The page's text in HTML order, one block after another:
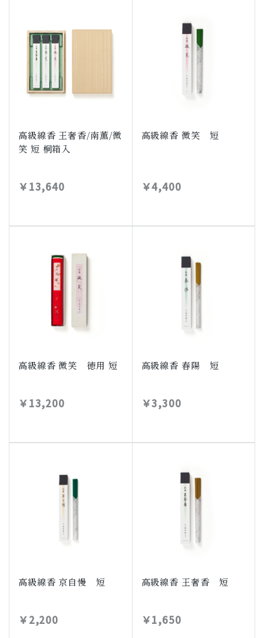
高級線香 王奢香/南薫/微
笑 短 桐箱入
￥13,640
高級線香 微笑 短
￥4,400
高級線香 微笑 徳用 短
￥13,200
高級線香 春陽 短
￥3,300
高級線香 京自慢 短
￥2,200
高級線香 王奢香 短
￥1,650